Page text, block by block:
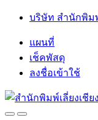
Skip
navigation
Skip
บริษัท สำนักพิม
แผนที่
เช็คพัสดุ
ลงชื่อเข้าใช้
OpenClose